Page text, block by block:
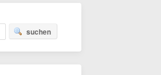
suchen